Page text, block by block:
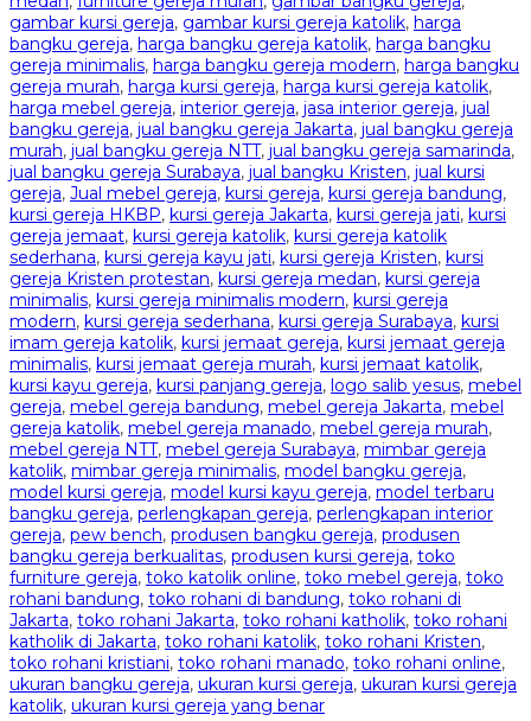
gambar kursi gereja, gambar kursi gereja katolik, harga
bangku gereja, harga bangku gereja katolik, harga bangku
gereja minimalis, harga bangku gereja modern, harga bangku
gereja murah, harga kursi gereja, harga kursi gereja katolik,
harga mebel gereja, interior gereja, jasa interior gereja, jual
bangku gereja, jual bangku gereja Jakarta, jual bangku gereja
murah, jual bangku gereja NTT, jual bangku gereja samarinda,
jual bangku gereja Surabaya, jual bangku Kristen, jual kursi
gereja, Jual mebel gereja, kursi gereja, kursi gereja bandung,
kursi gereja HKBP, kursi gereja Jakarta, kursi gereja jati, kursi
gereja jemaat, kursi gereja katolik, kursi gereja katolik
sederhana, kursi gereja kayu jati, kursi gereja Kristen, kursi
gereja Kristen protestan, kursi gereja medan, kursi gereja
minimalis, kursi gereja minimalis modern, kursi gereja
modern, kursi gereja sederhana, kursi gereja Surabaya, kursi
imam gereja katolik, kursi jemaat gereja, kursi jemaat gereja
minimalis, kursi jemaat gereja murah, kursi jemaat katolik,
kursi kayu gereja, kursi panjang gereja, logo salib yesus, mebel
gereja, mebel gereja bandung, mebel gereja Jakarta, mebel
gereja katolik, mebel gereja manado, mebel gereja murah,
mebel gereja NTT, mebel gereja Surabaya, mimbar gereja
katolik, mimbar gereja minimalis, model bangku gereja,
model kursi gereja, model kursi kayu gereja, model terbaru
bangku gereja, perlengkapan gereja, perlengkapan interior
gereja, pew bench, produsen bangku gereja, produsen
bangku gereja berkualitas, produsen kursi gereja, toko
furniture gereja, toko katolik online, toko mebel gereja, toko
rohani bandung, toko rohani di bandung, toko rohani di
Jakarta, toko rohani Jakarta, toko rohani katholik, toko rohani
katholik di Jakarta, toko rohani katolik, toko rohani Kristen,
toko rohani kristiani, toko rohani manado, toko rohani online,
ukuran bangku gereja, ukuran kursi gereja, ukuran kursi gereja
katolik, ukuran kursi gereja yang benar